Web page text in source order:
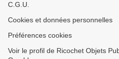
C.G.U.
Cookies et données personnelles
Préférences cookies
Voir le profil de Ricochet Objets